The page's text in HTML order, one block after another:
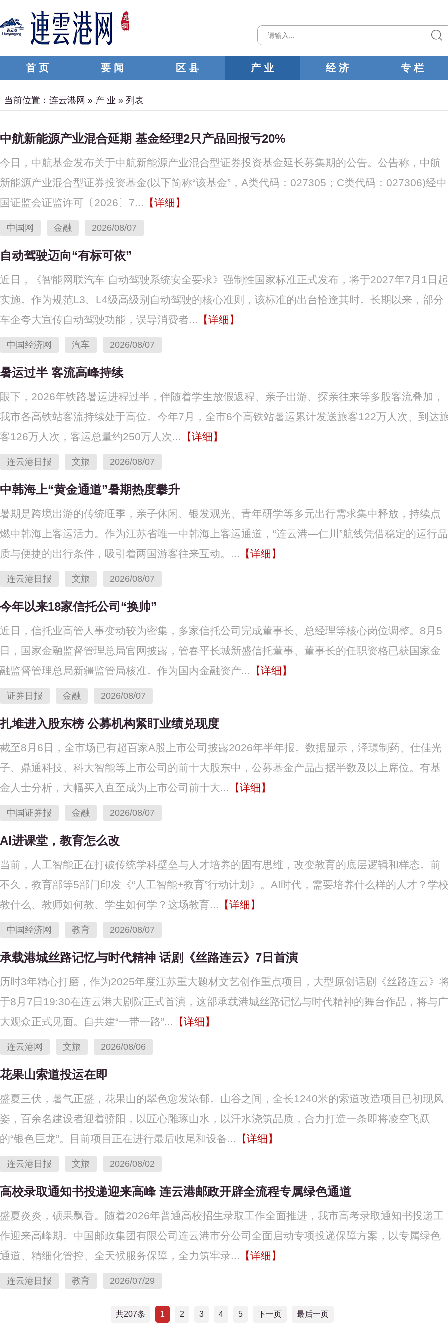
首 页 要 闻 区 县 产 业 经 济 专 栏
当前位置： 连云港网 » 产 业 » 列表
中航新能源产业混合延期 基金经理2只产品回报亏20%
今日，中航基金发布关于中航新能源产业混合型证券投资基金延长募集期的公告。公告称，中航
新能源产业混合型证券投资基金(以下简称“该基金”，A类代码：027305；C类代码：027306)经中
国证监会证监许可〔2026〕7... 【详细】
中国网 金融 2026/08/07
自动驾驶迈向“有标可依”
近日，《智能网联汽车 自动驾驶系统安全要求》强制性国家标准正式发布，将于2027年7月1日起
实施。作为规范L3、L4级高级别自动驾驶的核心准则，该标准的出台恰逢其时。长期以来，部分
车企夸大宣传自动驾驶功能，误导消费者... 【详细】
中国经济网 汽车 2026/08/07
暑运过半 客流高峰持续
眼下，2026年铁路暑运进程过半，伴随着学生放假返程、亲子出游、探亲往来等多股客流叠加，
我市各高铁站客流持续处于高位。今年7月，全市6个高铁站暑运累计发送旅客122万人次、到达
客126万人次，客运总量约250万人次... 【详细】
连云港日报 文旅 2026/08/07
中韩海上“黄金通道”暑期热度攀升
暑期是跨境出游的传统旺季，亲子休闲、银发观光、青年研学等多元出行需求集中释放，持续点
燃中韩海上客运活力。作为江苏省唯一中韩海上客运通道，“连云港—仁川”航线凭借稳定的运行品
质与便捷的出行条件，吸引着两国游客往来互动。... 【详细】
连云港日报 文旅 2026/08/07
今年以来18家信托公司“换帅”
近日，信托业高管人事变动较为密集，多家信托公司完成董事长、总经理等核心岗位调整。8月5
日，国家金融监督管理总局官网披露，管春平长城新盛信托董事、董事长的任职资格已获国家金
融监督管理总局新疆监管局核准。作为国内金融资产... 【详细】
证券日报 金融 2026/08/07
扎堆进入股东榜 公募机构紧盯业绩兑现度
截至8月6日，全市场已有超百家A股上市公司披露2026年半年报。数据显示，泽璟制药、仕佳光
子、鼎通科技、科大智能等上市公司的前十大股东中，公募基金产品占据半数及以上席位。有基
金人士分析，大幅买入直至成为上市公司前十大... 【详细】
中国证券报 金融 2026/08/07
AI进课堂，教育怎么改
当前，人工智能正在打破传统学科壁垒与人才培养的固有思维，改变教育的底层逻辑和样态。前
不久，教育部等5部门印发《“人工智能+教育”行动计划》。AI时代，需要培养什么样的人才？学
教什么、教师如何教、学生如何学？这场教育... 【详细】
中国经济网 教育 2026/08/07
承载港城丝路记忆与时代精神 话剧《丝路连云》7日首演
历时3年精心打磨，作为2025年度江苏重大题材文艺创作重点项目，大型原创话剧《丝路连云》
于8月7日19:30在连云港大剧院正式首演，这部承载港城丝路记忆与时代精神的舞台作品，将与广
大观众正式见面。自共建“一带一路”... 【详细】
连云港网 文旅 2026/08/06
花果山索道投运在即
盛夏三伏，暑气正盛，花果山的翠色愈发浓郁。山谷之间，全长1240米的索道改造项目已初现风
姿，百余名建设者迎着骄阳，以匠心雕琢山水，以汗水浇筑品质，合力打造一条即将凌空飞跃
的“银色巨龙”。目前项目正在进行最后收尾和设备... 【详细】
连云港日报 文旅 2026/08/02
高校录取通知书投递迎来高峰 连云港邮政开辟全流程专属绿色通道
盛夏炎炎，硕果飘香。随着2026年普通高校招生录取工作全面推进，我市高考录取通知书投递工
作迎来高峰期。中国邮政集团有限公司连云港市分公司全面启动专项投递保障方案，以专属绿色
通道、精细化管控、全天候服务保障，全力筑牢录... 【详细】
连云港日报 教育 2026/07/29
共207条 1 2 3 4 5 下一页 最后一页